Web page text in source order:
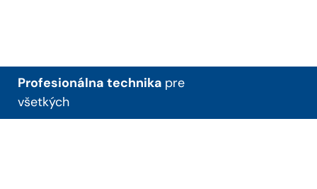
Profesionálna technika pre
všetkých